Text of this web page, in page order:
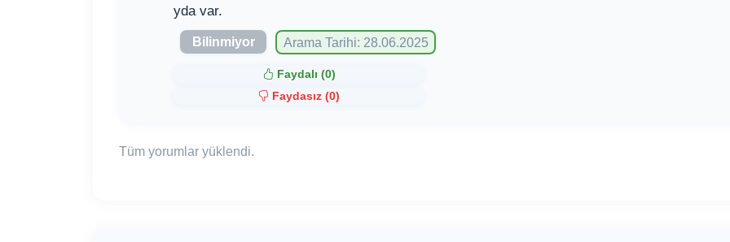
yda var.
Bilinmiyor Arama Tarihi: 28.06.2025
Faydalı (0)
Faydasız (0)
Tüm yorumlar yüklendi.